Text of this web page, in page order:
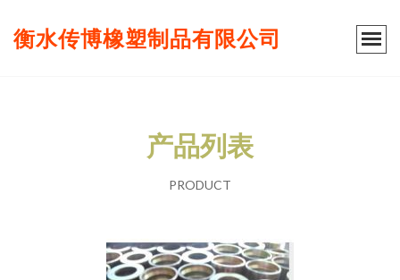
衡水传博橡塑制品有限公司
产品列表
PRODUCT